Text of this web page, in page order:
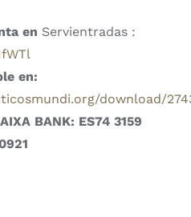
en Servientradas :
en:
download/
BANK: ES74 3159